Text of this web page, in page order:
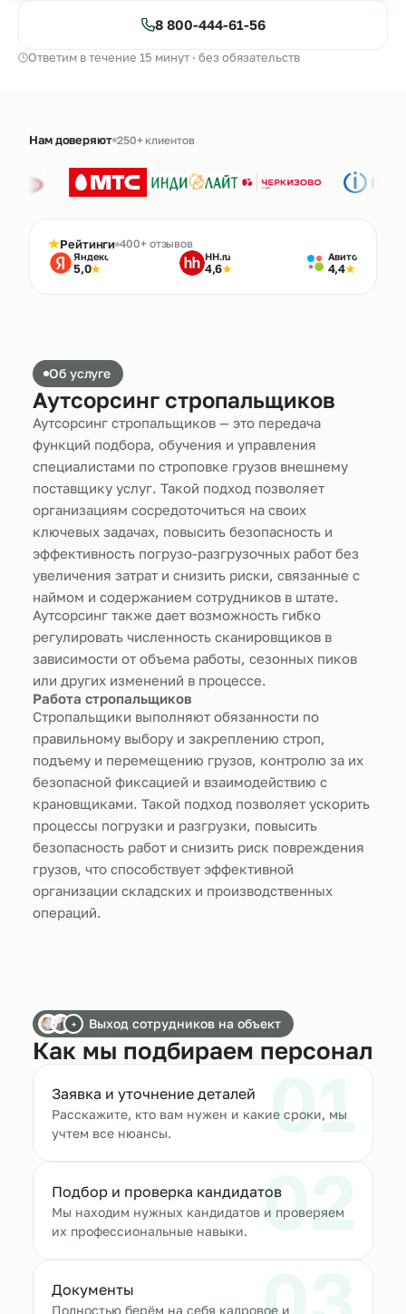
8 800-444-61-56
Ответим в течение 15 минут · без обязательств
Нам доверяют 250+ клиентов
★Рейтинги 400+ отзывов
Яндекс
5,0★
HH.ru
4,6★
Авито
4,4★
Об услуге
Аутсорсинг стропальщиков
Аутсорсинг стропальщиков — это передача
функций подбора, обучения и управления
специалистами по строповке грузов внешнему
поставщику услуг. Такой подход позволяет
организациям сосредоточиться на своих
ключевых задачах, повысить безопасность и
эффективность погрузо-разгрузочных работ без
увеличения затрат и снизить риски, связанные с
наймом и содержанием сотрудников в штате.
Аутсорсинг также дает возможность гибко
регулировать численность сканировщиков в
зависимости от объема работы, сезонных пиков
или других изменений в процессе.
Работа стропальщиков
Стропальщики выполняют обязанности по
правильному выбору и закреплению строп,
подъему и перемещению грузов, контролю за их
безопасной фиксацией и взаимодействию с
крановщиками. Такой подход позволяет ускорить
процессы погрузки и разгрузки, повысить
безопасность работ и снизить риск повреждения
грузов, что способствует эффективной
организации складских и производственных
операций.
+ Выход сотрудников на объект
Как мы подбираем персонал
01
Заявка и уточнение деталей
Расскажите, кто вам нужен и какие сроки, мы
учтем все нюансы.
02
Подбор и проверка кандидатов
Мы находим нужных кандидатов и проверяем
их профессиональные навыки.
Документы
Полностью берём на себя кадровое и